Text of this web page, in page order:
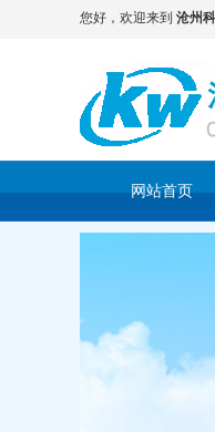
您好，欢迎来到 沧州
网站首页